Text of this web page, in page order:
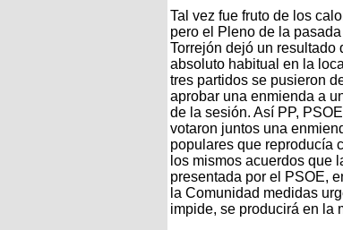
Tal vez fue fruto de los
pero el Pleno de la
Torrejón dejó un resultado
absoluto habitual en la
tres partidos se pusieron
aprobar una enmienda a
de la sesión. Así PP,
votaron juntos una
populares que reproducía
los mismos acuerdos que
presentada por el PSOE,
la Comunidad medidas
impide, se producirá en la